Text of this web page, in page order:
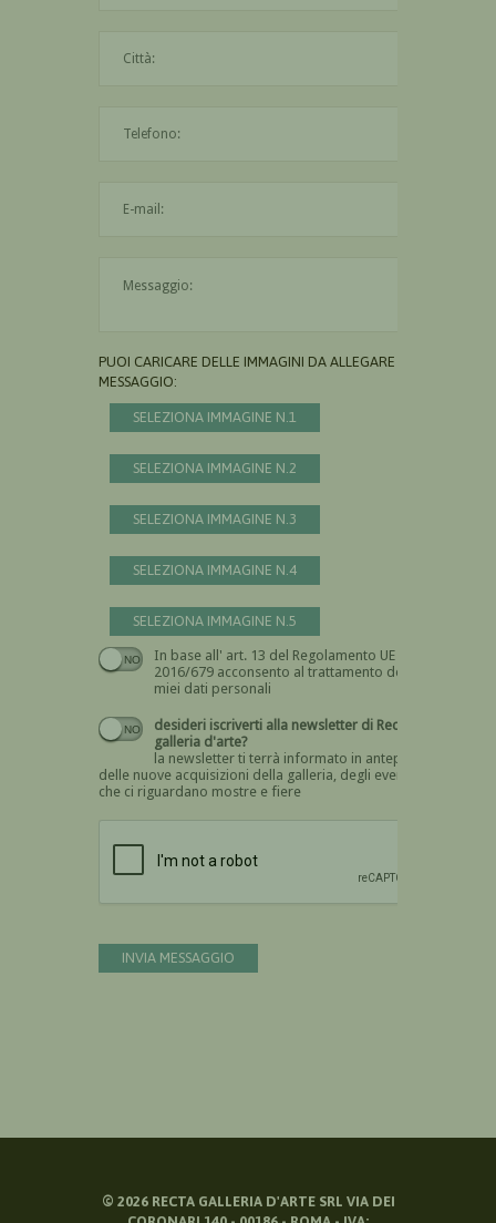
PUOI CARICARE DELLE IMMAGINI DA ALLEGARE AL
MESSAGGIO:
SELEZIONA IMMAGINE N.1
SELEZIONA IMMAGINE N.2
SELEZIONA IMMAGINE N.3
SELEZIONA IMMAGINE N.4
SELEZIONA IMMAGINE N.5
In base all' art. 13 del Regolamento UE n.
2016/679 acconsento al trattamento dei
miei dati personali
Devi dare il consenso
desideri iscriverti alla newsletter di Recta
galleria d'arte?
la newsletter ti terrà informato in anteprima
delle nuove acquisizioni della galleria, degli eventi
che ci riguardano mostre e fiere
INVIA MESSAGGIO
© 2026RECTA GALLERIA D'ARTE SRL VIA DEI